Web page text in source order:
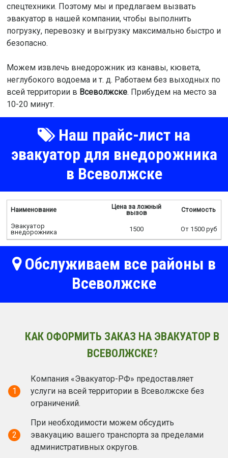
спецтехники. Поэтому мы и предлагаем вызвать
эвакуатор в нашей компании, чтобы выполнить
погрузку, перевозку и выгрузку максимально быстро и
безопасно.
Можем извлечь внедорожник из канавы, кювета,
неглубокого водоема и т. д. Работаем без выходных по
всей территории в Всеволжске. Прибудем на место за
10-20 минут.
Наш прайс-лист на
эвакуатор для внедорожника
в Всеволжске
Наименование
Цена за ложный
вызов
Стоимость
Эвакуатор
внедорожника
1500 От 1500 руб
Обслуживаем все районы в
Всеволжске
КАК ОФОРМИТЬ ЗАКАЗ НА ЭВАКУАТОР В
ВСЕВОЛЖСКЕ?
1
Компания «Эвакуатор-РФ» предоставляет
услуги на всей территории в Всеволжске без
ограничений.
2
При необходимости можем обсудить
эвакуацию вашего транспорта за пределами
административных округов.